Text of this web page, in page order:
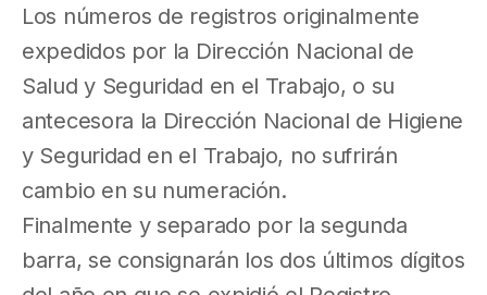
Los números de registros originalmente
expedidos por la Dirección Nacional de
Salud y Seguridad en el Trabajo, o su
antecesora la Dirección Nacional de Higiene
y Seguridad en el Trabajo, no sufrirán
cambio en su numeración.
Finalmente y separado por la segunda
barra, se consignarán los dos últimos dígitos